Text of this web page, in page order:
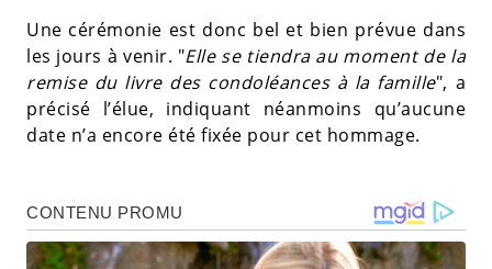
Une cérémonie est donc bel et bien prévue dans
les jours à venir. "Elle se tiendra au moment de la
remise du livre des condoléances à la famille", a
précisé l’élue, indiquant néanmoins qu’aucune
date n’a encore été fixée pour cet hommage.